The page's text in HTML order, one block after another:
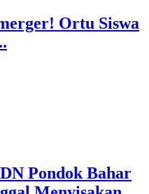
Ortu Siswa
Pondok Bahar